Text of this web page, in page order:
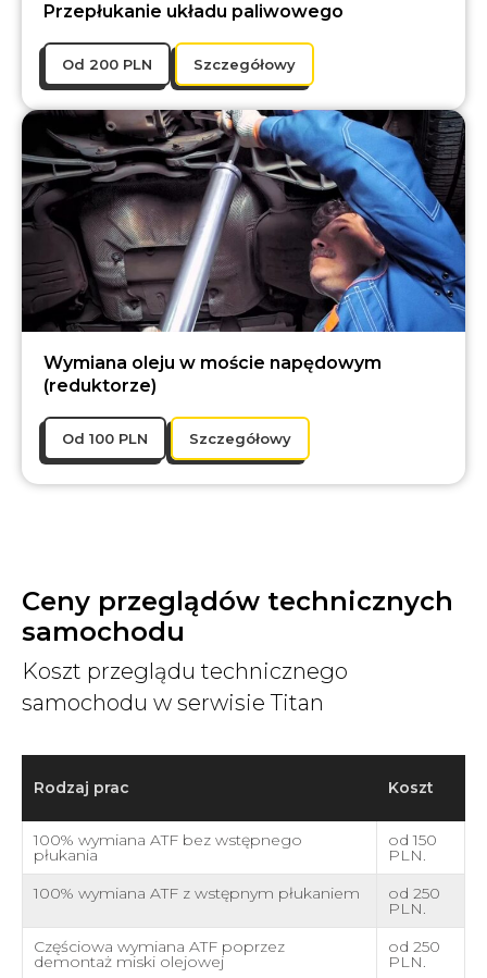
Przepłukanie układu paliwowego
Оd 200 PLN Szczegółowy
Wymiana oleju w moście napędowym
(reduktorze)
Оd 100 PLN Szczegółowy
Ceny przeglądów technicznych
samochodu
Koszt przeglądu technicznego
samochodu w serwisie Titan
Rodzaj prac Koszt
100% wymiana ATF bez wstępnego
płukania
od 150
PLN.
100% wymiana ATF z wstępnym płukaniem
od 250
PLN.
Częściowa wymiana ATF poprzez
demontaż miski olejowej
od 250
PLN.